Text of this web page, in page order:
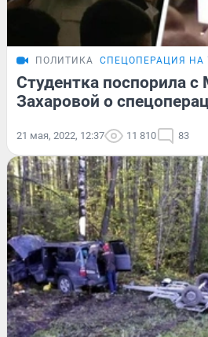
ПОЛИТИКА СПЕЦОПЕРАЦИЯ НА
Студентка поспорила с
Захаровой о
21 мая, 2022, 12:37 11 810 83